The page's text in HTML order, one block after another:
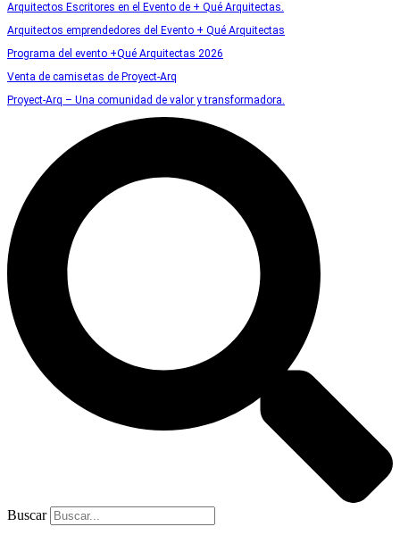
Arquitectos Escritores en el Evento de + Qué Arquitectas.
Arquitectos emprendedores del Evento + Qué Arquitectas
Programa del evento +Qué Arquitectas 2026
Venta de camisetas de Proyect-Arq
Proyect-Arq – Una comunidad de valor y transformadora.
Buscar